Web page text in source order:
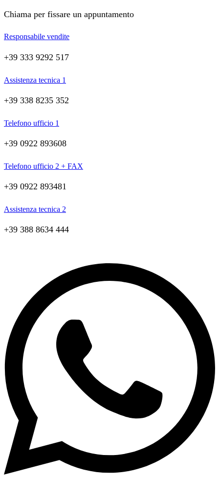
Chiama per fissare un appuntamento
Responsabile vendite
+39 333 9292 517
Assistenza tecnica 1
+39 338 8235 352
Telefono ufficio 1
+39 0922 893608
Telefono ufficio 2 + FAX
+39 0922 893481
Assistenza tecnica 2
+39 388 8634 444